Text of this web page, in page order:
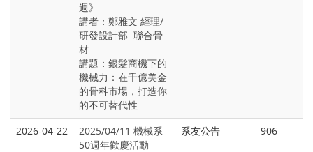
週》
講者：鄭雅文 經理/
研發設計部 聯合骨
材
講題：銀髮商機下的
機械力：在千億美金
的骨科市場，打造你
的不可替代性
2026-04-22
2025/04/11 機械系
50週年歡慶活動
系友公告 906